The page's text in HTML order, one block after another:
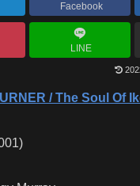
Facebook
LINE
/ The Soul Of